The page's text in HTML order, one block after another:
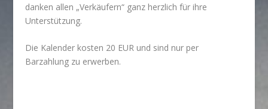
danken allen „Verkäufern“ ganz herzlich für ihre
Unterstützung.
Die Kalender kosten 20 EUR und sind nur per
Barzahlung zu erwerben.